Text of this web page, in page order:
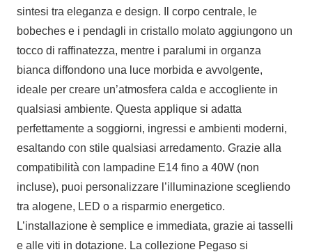
sintesi tra eleganza e design. Il corpo centrale, le
bobeches e i pendagli in cristallo molato aggiungono un
tocco di raffinatezza, mentre i paralumi in organza
bianca diffondono una luce morbida e avvolgente,
ideale per creare un’atmosfera calda e accogliente in
qualsiasi ambiente. Questa applique si adatta
perfettamente a soggiorni, ingressi e ambienti moderni,
esaltando con stile qualsiasi arredamento. Grazie alla
compatibilità con lampadine E14 fino a 40W (non
incluse), puoi personalizzare l’illuminazione scegliendo
tra alogene, LED o a risparmio energetico.
L’installazione è semplice e immediata, grazie ai tasselli
e alle viti in dotazione. La collezione Pegaso si